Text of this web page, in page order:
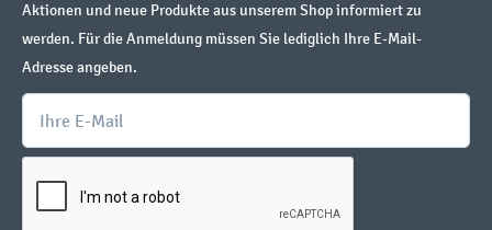
Aktionen und neue Produkte aus unserem Shop informiert zu
werden. Für die Anmeldung müssen Sie lediglich Ihre E-Mail-
Adresse angeben.